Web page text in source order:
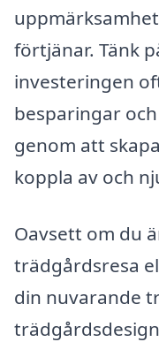
förtjänar. Tänk
investeringen
besparingar
genom att
koppla av och
Oavsett om du
trädgårdsresa
din nuvarande